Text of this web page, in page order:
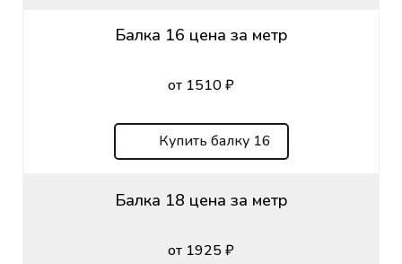
Балка 16 цена за метр
от 1510 ₽
Купить балку 16
Балка 18 цена за метр
от 1925 ₽